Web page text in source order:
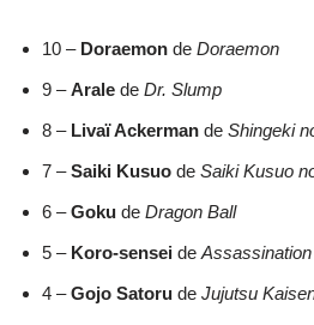
10 – Doraemon de Doraemon
9 –Arale de Dr. Slump
8 – Livaï Ackerman de Shingeki
7 –Saiki Kusuo de Saiki Kusuo
6 –Goku de Dragon Ball
5 – Koro-sensei de
4 –Gojo Satoru de Jujutsu